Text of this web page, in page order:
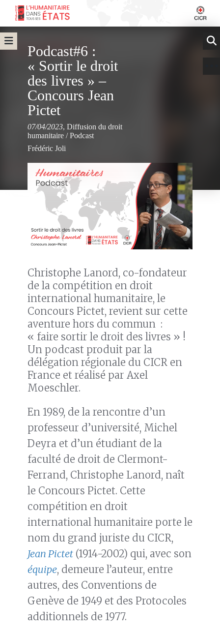
Podcast#6 :
« Sortir le droit
des livres » –
Concours Jean
Pictet
07/04/2023, Diffusion du droit
humanitaire /Podcast
Frédéric Joli
Christophe Lanord, co-fondateur
de la compétition en droit
international humanitaire, le
Concours Pictet, revient sur cette
aventure hors du commun :
« faire sortir le droit des livres » !
Un podcast produit par la
délégation régionale du CICR en
France et réalisé par Axel
Moeschler.
En 1989, de la rencontre d’un
professeur d’université, Michel
Deyra et d’un étudiant de la
faculté de droit de Clermont-
Ferrand, Christophe Lanord, naît
le Concours Pictet. Cette
compétition en droit
international humanitaire porte le
nom du grand juriste du CICR,
Jean Pictet (1914-2002) qui, avec son
équipe, demeure l’auteur, entre
autres, des Conventions de
Genève de 1949 et des Protocoles
additionnels de 1977.